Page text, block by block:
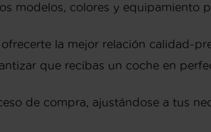
modelos, colores y equipamiento
la mejor relación calidad-
que recibas un coche en
de compra, ajustándose a tus